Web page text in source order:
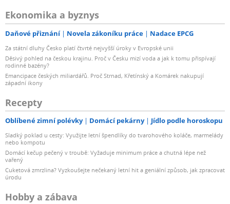
Ekonomika a byznys
Daňové přiznání Novela zákoníku práce Nadace EPCG
Za státní dluhy Česko platí čtvrté nejvyšší úroky v Evropské unii
Děsivý pohled na českou krajinu. Proč v Česku mizí voda a jak k tomu přispívají
rodinné bazény?
Emancipace českých miliardářů. Proč Strnad, Křetínský a Komárek nakupují
západní ikony
Recepty
Oblíbené zimní polévky Domácí pekárny Jídlo podle horoskopu
Sladký poklad u cesty: Využijte letní špendlíky do tvarohového koláče, marmelády
nebo kompotu
Domácí kečup pečený v troubě: Vyžaduje minimum práce a chutná lépe než
vařený
Cuketová zmrzlina? Vyzkoušejte nečekaný letní hit a geniální způsob, jak zpracovat
úrodu
Hobby a zábava